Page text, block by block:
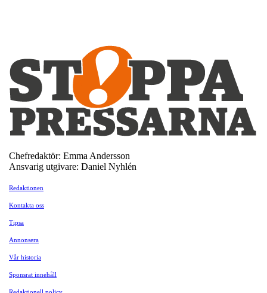
Chefredaktör: Emma Andersson
Ansvarig utgivare: Daniel Nyhlén
Redaktionen
Kontakta oss
Tipsa
Annonsera
Vår historia
Sponsrat innehåll